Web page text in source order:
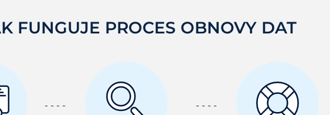
FUNGUJE PROCES OBNOVY DAT